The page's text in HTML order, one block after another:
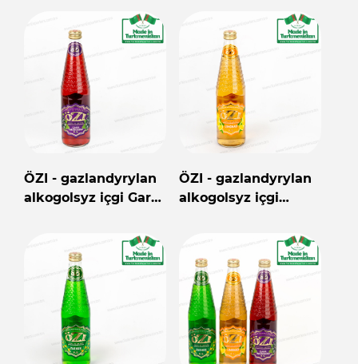
ÖZI - gazlandyrylan
alkogolsyz içgi Gara
ÖZI - gazlandyrylan
alkogolsyz içgi